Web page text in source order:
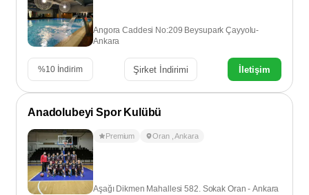
Angora Caddesi No:209 Beysupark Çayyolu-
Ankara
%10 İndirim Şirket İndirimi İletişim
Anadolubeyi Spor Kulübü
Premium Oran ,Ankara
Aşağı Dikmen Mahallesi 582. Sokak Oran - Ankara